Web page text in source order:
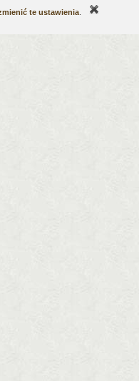
te ustawienia